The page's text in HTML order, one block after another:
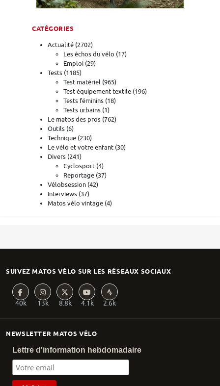
CATÉGORIES
Actualité (2702)
Les échos du vélo (17)
Emploi (29)
Tests (1185)
Test matériel (965)
Test équipement textile (196)
Tests féminins (18)
Tests urbains (1)
Le matos des pros (762)
Outils (6)
Technique (230)
Le vélo et votre enfant (30)
Divers (241)
Cyclosport (4)
Reportage (37)
Vélobsession (42)
Interviews (37)
Matos vélo vintage (4)
NEWSLETTER MATOS VÉLO
Lettre d'information hebdomadaire
SUIVEZ MATOS VÉLO SUR LES RÉSEAUX SOCIAUX
40k 13k 8.8k 4.1k 2.6k